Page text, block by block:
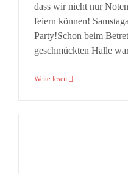
dass wir nicht nur
feiern können!
Party!Schon beim
geschmückten Halle
Weiterlesen